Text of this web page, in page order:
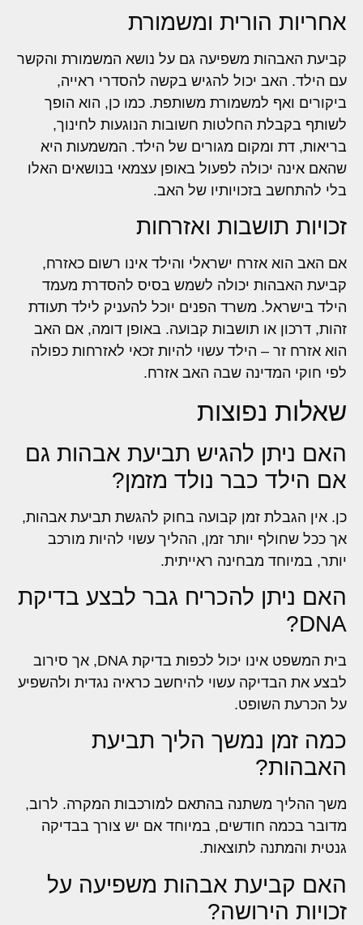
אחריות הורית ומשמורת
קביעת האבהות משפיעה גם על נושא המשמורת והקשר
עם הילד. האב יכול להגיש בקשה להסדרי ראייה,
ביקורים ואף למשמורת משותפת. כמו כן, הוא הופך
לשותף בקבלת החלטות חשובות הנוגעות לחינוך,
בריאות, דת ומקום מגורים של הילד. המשמעות היא
שהאם אינה יכולה לפעול באופן עצמאי בנושאים האלו
בלי להתחשב בזכויותיו של האב.
זכויות תושבות ואזרחות
אם האב הוא אזרח ישראלי והילד אינו רשום כאזרח,
קביעת האבהות יכולה לשמש בסיס להסדרת מעמד
הילד בישראל. משרד הפנים יוכל להעניק לילד תעודת
זהות, דרכון או תושבות קבועה. באופן דומה, אם האב
הוא אזרח זר – הילד עשוי להיות זכאי לאזרחות כפולה
לפי חוקי המדינה שבה האב אזרח.
שאלות נפוצות
האם ניתן להגיש תביעת אבהות גם
אם הילד כבר נולד מזמן?
כן. אין הגבלת זמן קבועה בחוק להגשת תביעת אבהות,
אך ככל שחולף יותר זמן, ההליך עשוי להיות מורכב
יותר, במיוחד מבחינה ראייתית.
האם ניתן להכריח גבר לבצע בדיקת
DNA?
בית המשפט אינו יכול לכפות בדיקת DNA, אך סירוב
לבצע את הבדיקה עשוי להיחשב כראיה נגדית ולהשפיע
על הכרעת השופט.
כמה זמן נמשך הליך תביעת
האבהות?
משך ההליך משתנה בהתאם למורכבות המקרה. לרוב,
מדובר בכמה חודשים, במיוחד אם יש צורך בבדיקה
גנטית והמתנה לתוצאות.
האם קביעת אבהות משפיעה על
זכויות הירושה?